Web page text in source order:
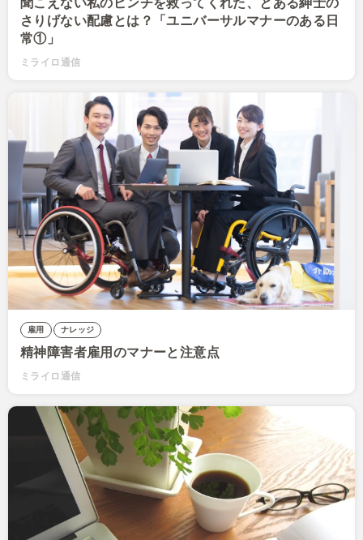
聞こえない私のピンチを救ってくれた、とある紳士の
さりげない配慮とは？「ユニバーサルマナーのある日
常①」
ミライロ通信
雇用 ナレッジ
精神障害者雇用のマナーと注意点
ミライロ通信